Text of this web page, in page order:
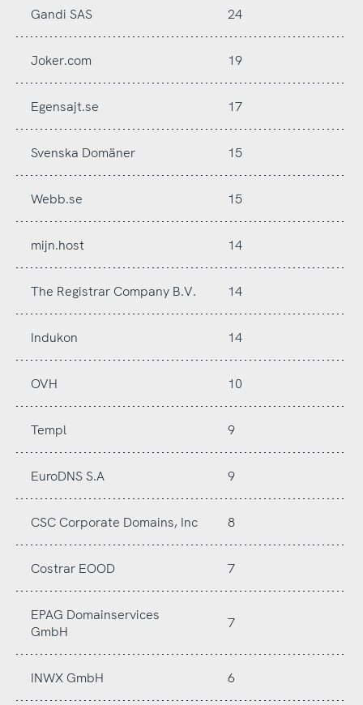
Gandi SAS 24
Joker.com 19
Egensajt.se 17
Svenska Domäner 15
Webb.se 15
mijn.host 14
The Registrar Company B.V. 14
Indukon 14
OVH 10
Templ 9
EuroDNS S.A 9
CSC Corporate Domains, Inc 8
Costrar EOOD 7
EPAG Domainservices
GmbH
7
INWX GmbH 6